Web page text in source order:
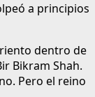
a principios
dentro de
Bikram Shah.
Pero el reino